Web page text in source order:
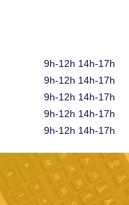
9h-12h 14h-17h
9h-12h 14h-17h
9h-12h 14h-17h
9h-12h 14h-17h
9h-12h 14h-17h